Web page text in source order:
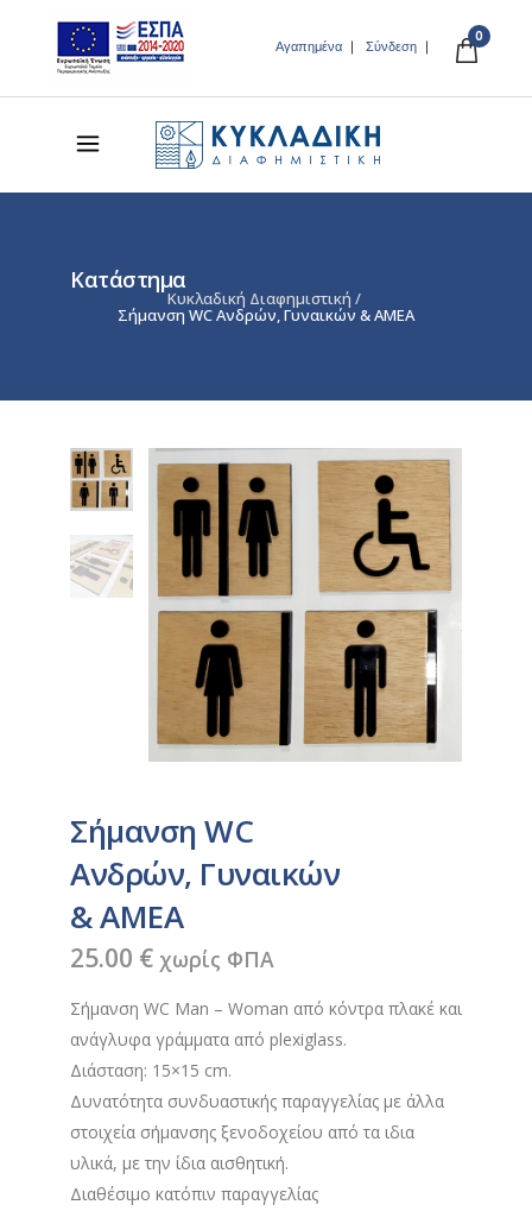
Αγαπημένα Σύνδεση
0
Κατάστημα
Κυκλαδική Διαφημιστική /
Σήμανση WC Ανδρών, Γυναικών & ΑΜΕΑ
Σήμανση WC
Ανδρών, Γυναικών
& ΑΜΕΑ
25.00 € χωρίς ΦΠΑ
Σήμανση WC Man – Woman από κόντρα πλακέ και
ανάγλυφα γράμματα από plexiglass.
Διάσταση: 15×15 cm.
Δυνατότητα συνδυαστικής παραγγελίας με άλλα
στοιχεία σήμανσης ξενοδοχείου από τα ιδια
υλικά, με την ίδια αισθητική.
Διαθέσιμο κατόπιν παραγγελίας